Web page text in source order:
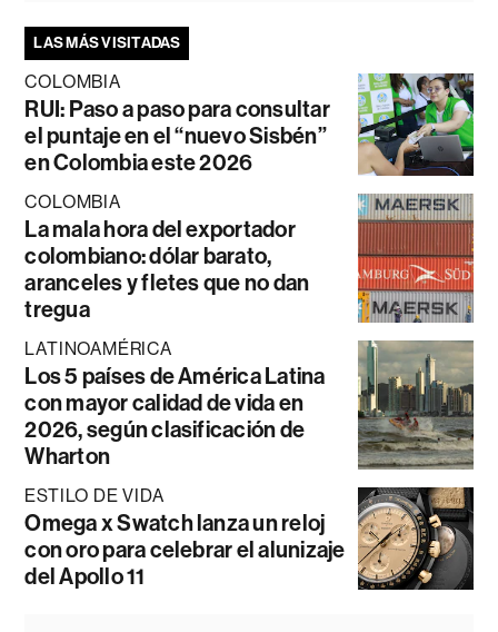
LAS MÁS VISITADAS
COLOMBIA
RUI: Paso a paso para consultar
el puntaje en el “nuevo Sisbén”
en Colombia este 2026
COLOMBIA
La mala hora del exportador
colombiano: dólar barato,
aranceles y fletes que no dan
tregua
LATINOAMÉRICA
Los 5 países de América Latina
con mayor calidad de vida en
2026, según clasificación de
Wharton
ESTILO DE VIDA
Omega x Swatch lanza un reloj
con oro para celebrar el alunizaje
del Apollo 11